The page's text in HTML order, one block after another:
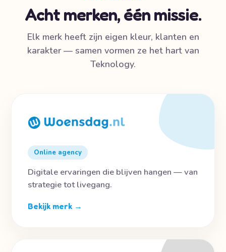
Acht merken, één missie.
Elk merk heeft zijn eigen kleur, klanten en
karakter — samen vormen ze het hart van
Teknology.
Online agency
Digitale ervaringen die blijven hangen — van
strategie tot livegang.
Bekijk merk →